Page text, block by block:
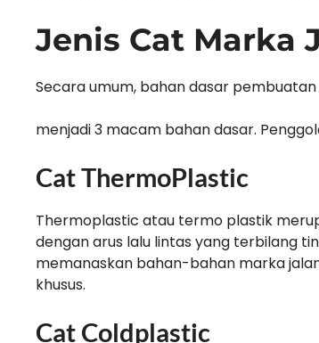
Jenis Cat Marka
Secara umum, bahan dasar
menjadi 3 macam bahan dasar.
Cat ThermoPlastic
Thermoplastic atau termo plastik
dengan arus lalu lintas yang terbilang
memanaskan bahan-bahan marka
khusus.
Cat Coldplastic